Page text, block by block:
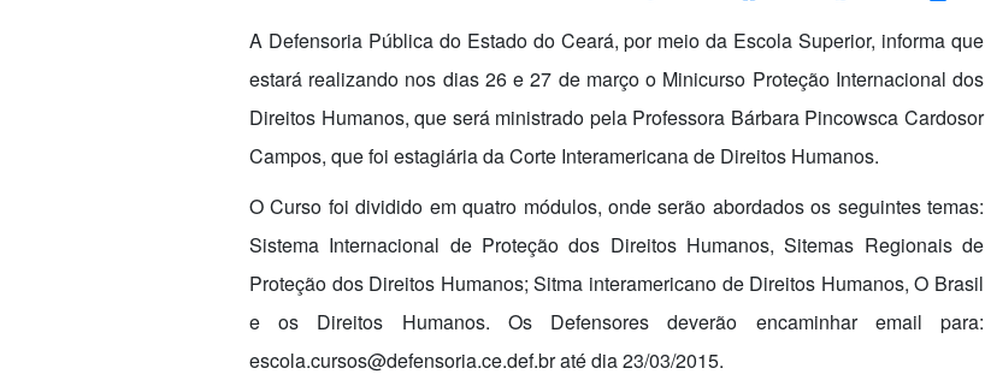
A Defensoria Pública do Estado do Ceará, por meio da Escola Superior, informa que
estará realizando nos dias 26 e 27 de março o Minicurso Proteção Internacional dos
Direitos Humanos, que será ministrado pela Professora Bárbara Pincowsca Cardosor
Campos, que foi estagiária da Corte Interamericana de Direitos Humanos.
O Curso foi dividido em quatro módulos, onde serão abordados os seguintes temas:
Sistema Internacional de Proteção dos Direitos Humanos, Sitemas Regionais de
Proteção dos Direitos Humanos; Sitma interamericano de Direitos Humanos, O Brasil
e os Direitos Humanos. Os Defensores deverão encaminhar email para:
escola.cursos@defensoria.ce.def.braté dia23/03/2015.